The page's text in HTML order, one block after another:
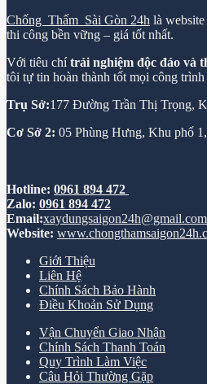
Chống Thấm Sài Gòn 24h là
thi công bền vững – giá tốt nhất.
Với tiêu chítrải nghiệm độc đáo và
tôi tự tin hoàn thành tốt mọi công
Trụ Sở:177 Đường Trần Thị Trọng,
Cơ Sở 2: 05 Phùng Hưng, Khu phố
Hotline: 0961 894 472
Zalo: 0961 894 472
Email:xaydungsaigon24h@gmail.com
Website:
Giới Thiệu
Liên Hệ
Chính Sách Bảo Hành
Điều Khoản Sử Dụng
Vận Chuyển Giao Nhận
Chính Sách Thanh Toán
Quy Trình Làm Việc
Câu Hỏi Thường Gặp